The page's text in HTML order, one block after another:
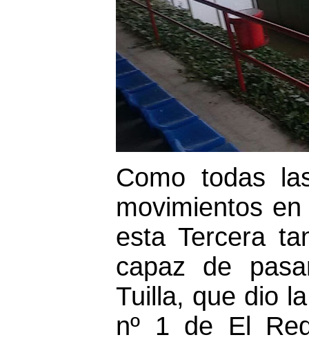
Como todas
movimientos
esta Tercera
capaz de
Tuilla, que dio
nº 1 de El